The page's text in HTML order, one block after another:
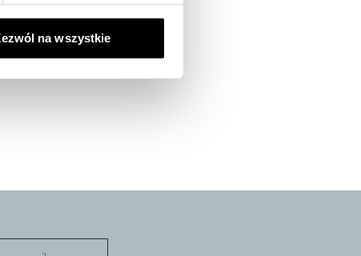
na wszystkie